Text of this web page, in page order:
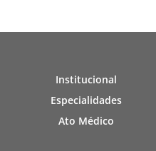
Institucional
Especialidades
Ato Médico